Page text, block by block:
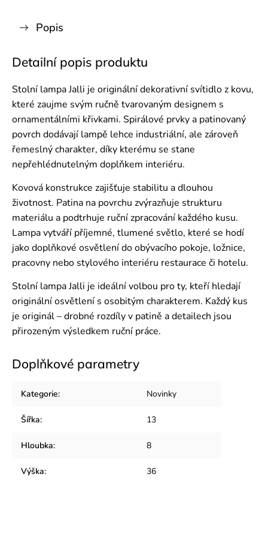
Popis
Detailní popis produktu
Stolní lampa Jalli je originální dekorativní svítidlo z kovu,
které zaujme svým ručně tvarovaným designem s
ornamentálními křivkami. Spirálové prvky a patinovaný
povrch dodávají lampě lehce industriální, ale zároveň
řemeslný charakter, díky kterému se stane
nepřehlédnutelným doplňkem interiéru.
Kovová konstrukce zajišťuje stabilitu a dlouhou
životnost. Patina na povrchu zvýrazňuje strukturu
materiálu a podtrhuje ruční zpracování každého kusu.
Lampa vytváří příjemné, tlumené světlo, které se hodí
jako doplňkové osvětlení do obývacího pokoje, ložnice,
pracovny nebo stylového interiéru restaurace či hotelu.
Stolní lampa Jalli je ideální volbou pro ty, kteří hledají
originální osvětlení s osobitým charakterem. Každý kus
je originál – drobné rozdíly v patině a detailech jsou
přirozeným výsledkem ruční práce.
Doplňkové parametry
Kategorie: Novinky
Šířka: 13
Hloubka: 8
Výška: 36